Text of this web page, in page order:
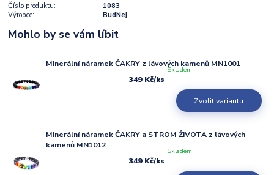
Číslo produktu:
1083
Výrobce:
BudNej
Mohlo by se vám líbit
Minerální náramek ČAKRY z lávových kamenů MN1001
349 Kč/ks
Skladem
Zvolit variantu
Minerální náramek ČAKRY a STROM ŽIVOTA z lávových
kamenů MN1012
349 Kč/ks
Skladem